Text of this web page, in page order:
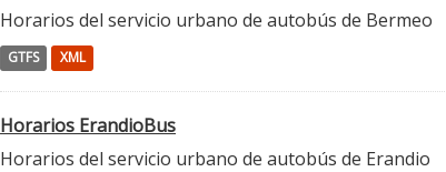
Horarios del servicio urbano de autobús de Bermeo
GTFS XML
Horarios ErandioBus
Horarios del servicio urbano de autobús de Erandio